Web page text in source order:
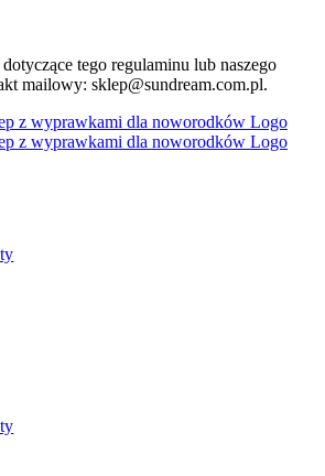
tego regulaminu lub naszego
mailowy: sklep@sundream.com.pl.